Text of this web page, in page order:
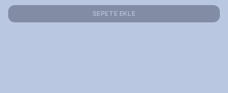
SEPETE EKLE